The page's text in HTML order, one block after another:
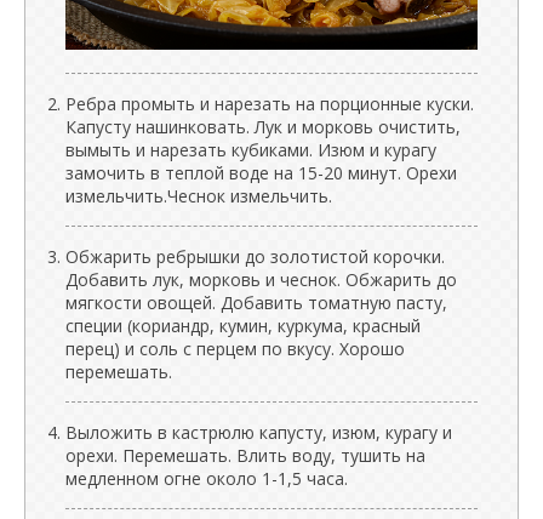
Ребра промыть и нарезать на порционные куски.
Капусту нашинковать. Лук и морковь очистить,
вымыть и нарезать кубиками. Изюм и курагу
замочить в теплой воде на 15-20 минут. Орехи
измельчить.Чеснок измельчить.
Обжарить ребрышки до золотистой корочки.
Добавить лук, морковь и чеснок. Обжарить до
мягкости овощей. Добавить томатную пасту,
специи (кориандр, кумин, куркума, красный
перец) и соль с перцем по вкусу. Хорошо
перемешать.
Выложить в кастрюлю капусту, изюм, курагу и
орехи. Перемешать. Влить воду, тушить на
медленном огне около 1-1,5 часа.